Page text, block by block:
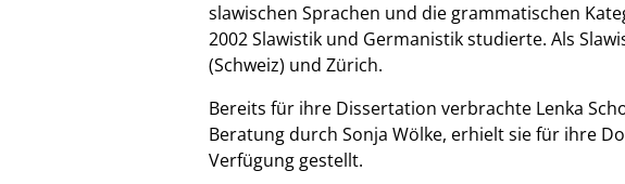
slawischen Sprachen und die grammatischen
2002 Slawistik und Germanistik studierte. Als
(Schweiz) und Zürich.
Bereits für ihre Dissertation verbrachte Lenka
Beratung durch Sonja Wölke, erhielt sie für ihre
Verfügung gestellt.